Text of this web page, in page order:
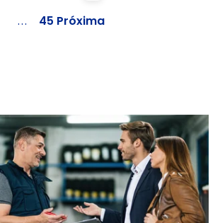
...
45 Próxima